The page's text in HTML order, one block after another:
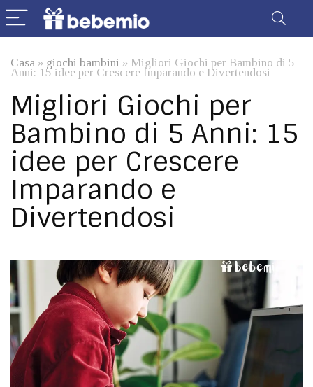
Casa » giochi bambini » Migliori Giochi per Bambino di 5
Anni: 15 idee per Crescere Imparando e Divertendosi
Migliori Giochi per
Bambino di 5 Anni: 15
idee per Crescere
Imparando e
Divertendosi